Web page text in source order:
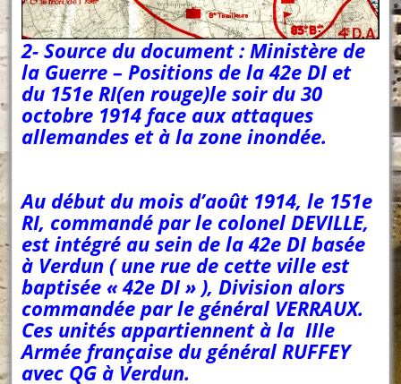
2- Source du document : Ministère de
la Guerre – Positions de la 42e DI et
du 151e RI(en rouge)le soir du 30
octobre 1914 face aux attaques
allemandes et à la zone inondée.
Au début du mois d’août 1914, le 151e
RI, commandé par le colonel DEVILLE,
est intégré au sein de la 42e DI basée
à Verdun ( une rue de cette ville est
baptisée « 42e DI » ), Division alors
commandée par le général VERRAUX.
Ces unités appartiennent à la IIIe
Armée française du général RUFFEY
avec QG à Verdun.